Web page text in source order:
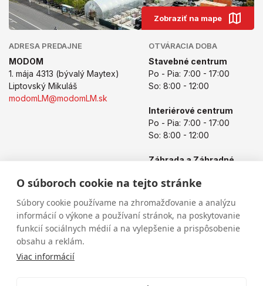
O súboroch cookie na tejto stránke
Súbory cookie používame na zhromažďovanie a analýzu
informácií o výkone a používaní stránok, na poskytovanie
funkcií sociálnych médií a na vylepšenie a prispôsobenie
obsahu a reklám.
Viac informácií
Zobraziť na mape
ADRESA PREDAJNE
MODOM
1. mája 4313 (bývalý Maytex)
Liptovský Mikuláš
modomLM@modomLM.sk
OTVÁRACIA DOBA
Stavebné centrum
Po - Pia: 7:00 - 17:00
So: 8:00 - 12:00
Interiérové centrum
Po - Pia: 7:00 - 17:00
So: 8:00 - 12:00
Záhrada a Záhradné
Po - Pia: 8:00 - 17:00
So: 8:00 - 12:00